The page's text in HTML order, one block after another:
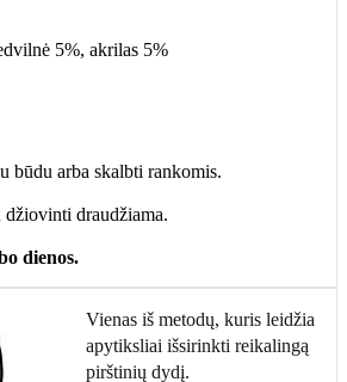
5%, akrilas 5%
būdu arba skalbti rankomis.
draudžiama.
dienos.
Vienas iš metodų, kuris leidžia
apytiksliai išsirinkti reikalingą
pirštinių dydį.